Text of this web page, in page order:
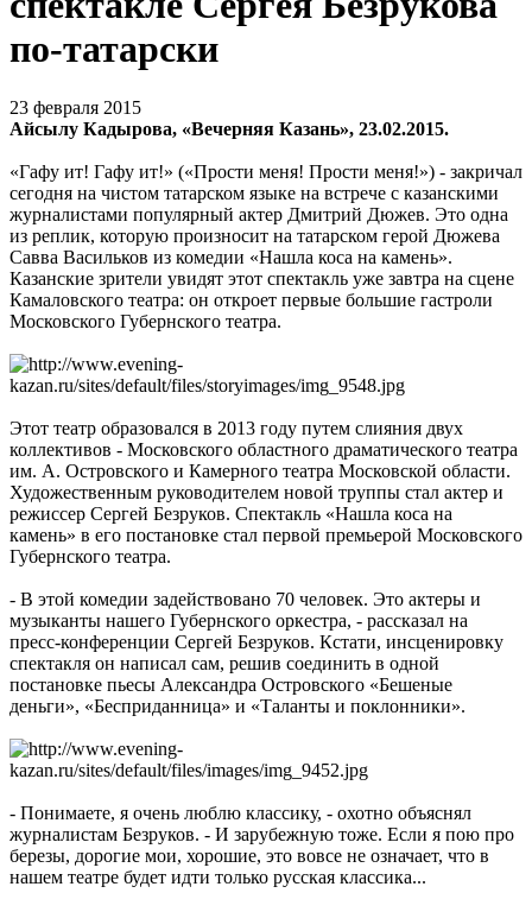
по-татарски
23 февраля 2015
Айсылу Кадырова, «Вечерняя Казань», 23.02.2015.
«Гафу ит! Гафу ит!» («Прости меня! Прости меня!») - закричал
сегодня на чистом татарском языке на встрече с казанскими
журналистами популярный актер Дмитрий Дюжев. Это одна
из реплик, которую произносит на татарском герой Дюжева
Савва Васильков из комедии «Нашла коса на камень».
Казанские зрители увидят этот спектакль уже завтра на сцене
Камаловского театра: он откроет первые большие гастроли
Московского Губернского театра.
Этот театр образовался в 2013 году путем слияния двух
коллективов - Московского областного драматического театра
им. А. Островского и Камерного театра Московской области.
Художественным руководителем новой труппы стал актер и
режиссер Сергей Безруков. Спектакль «Нашла коса на
камень» в его постановке стал первой премьерой Московского
Губернского театра.
- В этой комедии задействовано 70 человек. Это актеры и
музыканты нашего Губернского оркестра, - рассказал на
пресс-конференции Сергей Безруков. Кстати, инсценировку
спектакля он написал сам, решив соединить в одной
постановке пьесы Александра Островского «Бешеные
деньги», «Бесприданница» и «Таланты и поклонники».
- Понимаете, я очень люблю классику, - охотно объяснял
журналистам Безруков. - И зарубежную тоже. Если я пою про
березы, дорогие мои, хорошие, это вовсе не означает, что в
нашем театре будет идти только русская классика...